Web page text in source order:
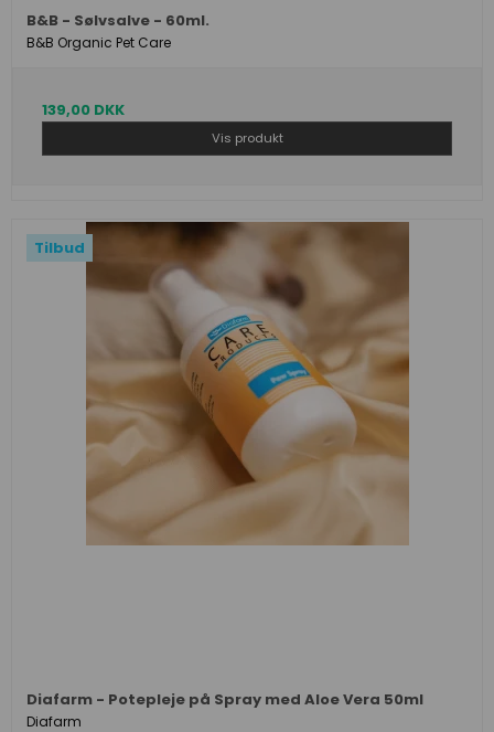
B&B - Sølvsalve - 60ml.
B&B Organic Pet Care
139,00 DKK
Vis produkt
Tilbud
Diafarm - Potepleje på Spray med Aloe Vera 50ml
Diafarm